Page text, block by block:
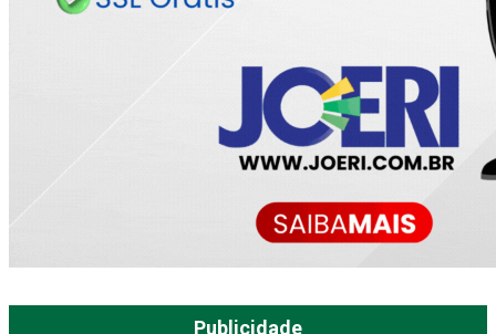
Publicidade